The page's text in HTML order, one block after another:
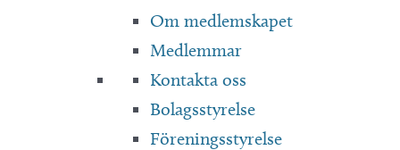
Om medlemskapet
Medlemmar
Kontakta oss
Bolagsstyrelse
Föreningsstyrelse